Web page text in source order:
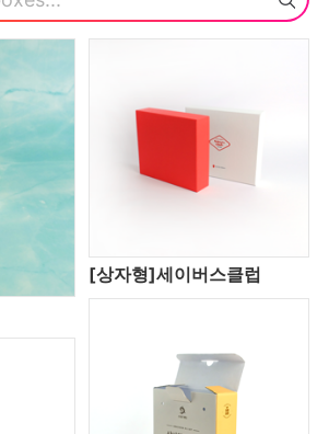
검색
[상자형]세이버스클럽